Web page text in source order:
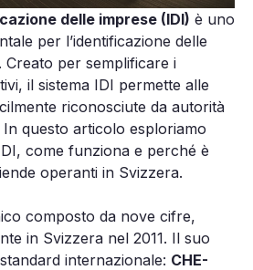
delle imprese (IDI) è uno
per l’identificazione delle
Creato per semplificare i
il sistema IDI permette alle
riconosciute da autorità
questo articolo esploriamo
come funziona e perché è
operanti in Svizzera.
composto da nove cifre,
in Svizzera nel 2011. Il suo
internazionale: CHE-